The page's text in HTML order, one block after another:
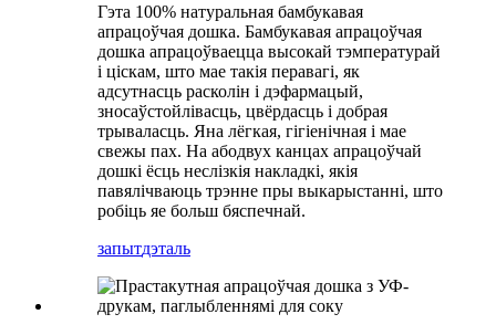
Гэта 100% натуральная бамбукавая
апрацоўчая дошка. Бамбукавая апрацоўчая
дошка апрацоўваецца высокай тэмпературай
і ціскам, што мае такія перавагі, як
адсутнасць расколін і дэфармацый,
зносаўстойлівасць, цвёрдасць і добрая
трываласць. Яна лёгкая, гігіенічная і мае
свежы пах. На абодвух канцах апрацоўчай
дошкі ёсць неслізкія накладкі, якія
павялічваюць трэнне пры выкарыстанні, што
робіць яе больш бяспечнай.
запытдэталь